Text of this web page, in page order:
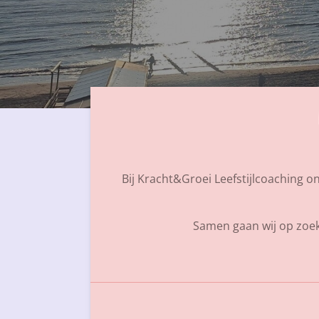
Bij Kracht&Groei Leefstijlcoaching
Samen gaan wij op